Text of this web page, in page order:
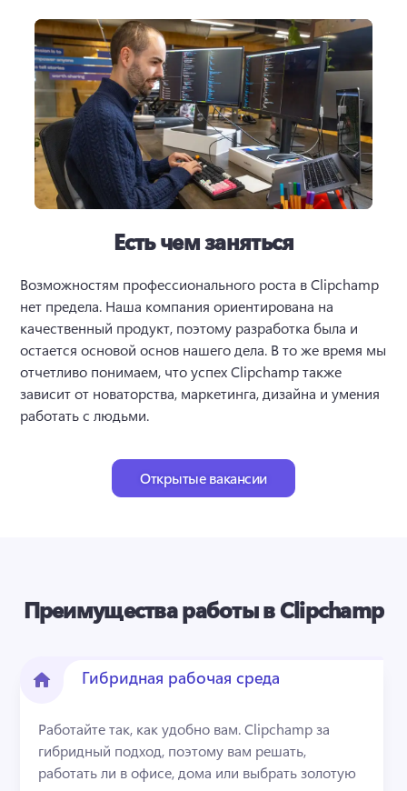
Есть чем заняться
Возможностям профессионального роста в Clipchamp
нет предела. Наша компания ориентирована на
качественный продукт, поэтому разработка была и
остается основой основ нашего дела. В то же время мы
отчетливо понимаем, что успех Clipchamp также
зависит от новаторства, маркетинга, дизайна и умения
работать с людьми.
Открытые вакансии
Преимущества работы в Clipchamp
Гибридная рабочая среда
Работайте так, как удобно вам. Clipchamp за
гибридный подход, поэтому вам решать,
работать ли в офисе, дома или выбрать золотую